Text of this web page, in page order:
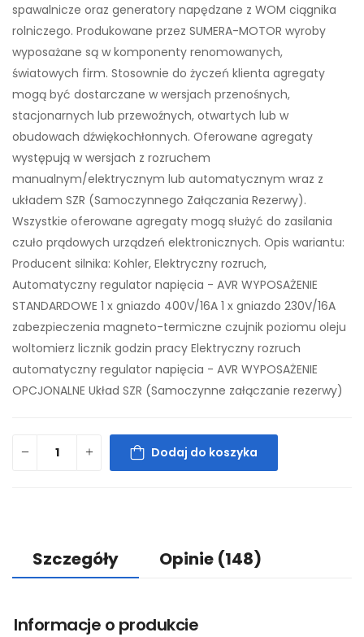
spawalnicze oraz generatory napędzane z WOM ciągnika
rolniczego. Produkowane przez SUMERA-MOTOR wyroby
wyposażane są w komponenty renomowanych,
światowych firm. Stosownie do życzeń klienta agregaty
mogą być dostarczane w wersjach przenośnych,
stacjonarnych lub przewoźnych, otwartych lub w
obudowach dźwiękochłonnych. Oferowane agregaty
występują w wersjach z rozruchem
manualnym/elektrycznym lub automatycznym wraz z
układem SZR (Samoczynnego Załączania Rezerwy).
Wszystkie oferowane agregaty mogą służyć do zasilania
czuło prądowych urządzeń elektronicznych. Opis wariantu:
Producent silnika: Kohler, Elektryczny rozruch,
Automatyczny regulator napięcia - AVR WYPOSAŻENIE
STANDARDOWE 1 x gniazdo 400V/16A 1 x gniazdo 230V/16A
zabezpieczenia magneto-termiczne czujnik poziomu oleju
woltomierz licznik godzin pracy Elektryczny rozruch
automatyczny regulator napięcia - AVR WYPOSAŻENIE
OPCJONALNE Układ SZR (Samoczynne załączanie rezerwy)
Dodaj do koszyka
Szczegóły Opinie (148)
Informacje o produkcie